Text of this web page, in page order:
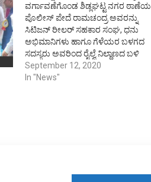
ವರ್ಗಾವಣೆಗೊಂಡ ಶಿಡ್ಲಘಟ್ಟ ನಗರ ಠಾಣೆಯ
ಪೊಲೀಸ್ ಪೇದೆ ರಾಮಚಂದ್ರ ಅವರನ್ನು
ಸಿಟಿಜನ್ ರೀಲರ್ ಸಹಕಾರ ಸಂಘ, ಧನು
ಅಭಿಮಾನಿಗಳು ಹಾಗೂ ಗೆಳೆಯರ ಬಳಗದ
ಸದಸ್ಯರು ಅವರಿಂದ ರೈಲ್ವೆ ನಿಲ್ದಾಣದ ಬಳಿ
ಗಿಡವನ್ನು ನೆಡಿಸಿ, ಗೌರವಿಸಿ ಬೀಳ್ಕೊಟ್ಟರು.
ಮಂಜುನಾಥ್, ಲೋಕೇಶ್, ಬಾಲಕೃಷ್ಣಾಚಾರಿ,
September 12, 2020
In "News"